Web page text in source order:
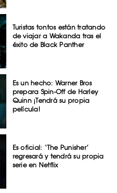
Turistas tontos están tratando
de viajar a Wakanda tras el
éxito de Black Panther
Es un hecho: Warner Bros
prepara Spin-Off de Harley
Quinn ¡Tendrá su propia
película!
Es oficial: ‘The Punisher’
regresará y tendrá su propia
serie en Netflix